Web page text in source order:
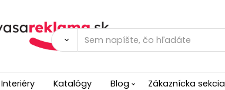
Interiéry Katalógy Blog Zákaznícka sekcia